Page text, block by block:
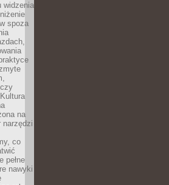
widzenia
spoza
na
narzędzi
co
pełne
nawyki